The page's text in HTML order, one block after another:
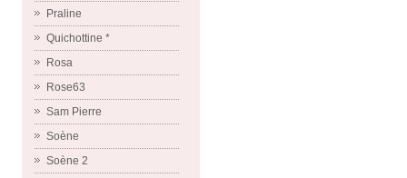
Praline
Quichottine *
Rosa
Rose63
Sam Pierre
Soène
Soène 2